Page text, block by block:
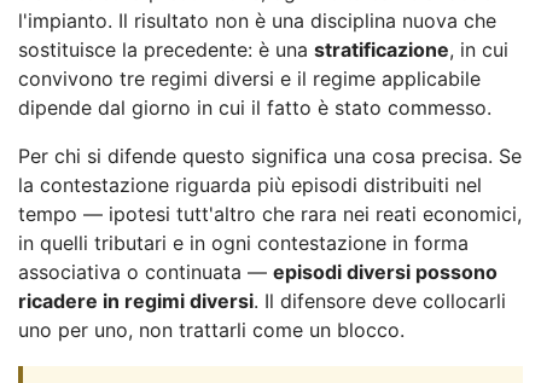
l'impianto. Il risultato non è una disciplina nuova che
sostituisce la precedente: è una stratificazione, in cui
convivono tre regimi diversi e il regime applicabile
dipende dal giorno in cui il fatto è stato commesso.
Per chi si difende questo significa una cosa precisa. Se
la contestazione riguarda più episodi distribuiti nel
tempo — ipotesi tutt'altro che rara nei reati economici,
in quelli tributari e in ogni contestazione in forma
associativa o continuata — episodi diversi possono
ricadere in regimi diversi. Il difensore deve collocarli
uno per uno, non trattarli come un blocco.